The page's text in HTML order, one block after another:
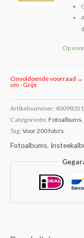
Op
Onvoldoende voorraad →
cm - Grijs
Artikelnummer:
Categorieën: Fotoalbums
Tag: Voor 200 foto's
Fotoalbums,